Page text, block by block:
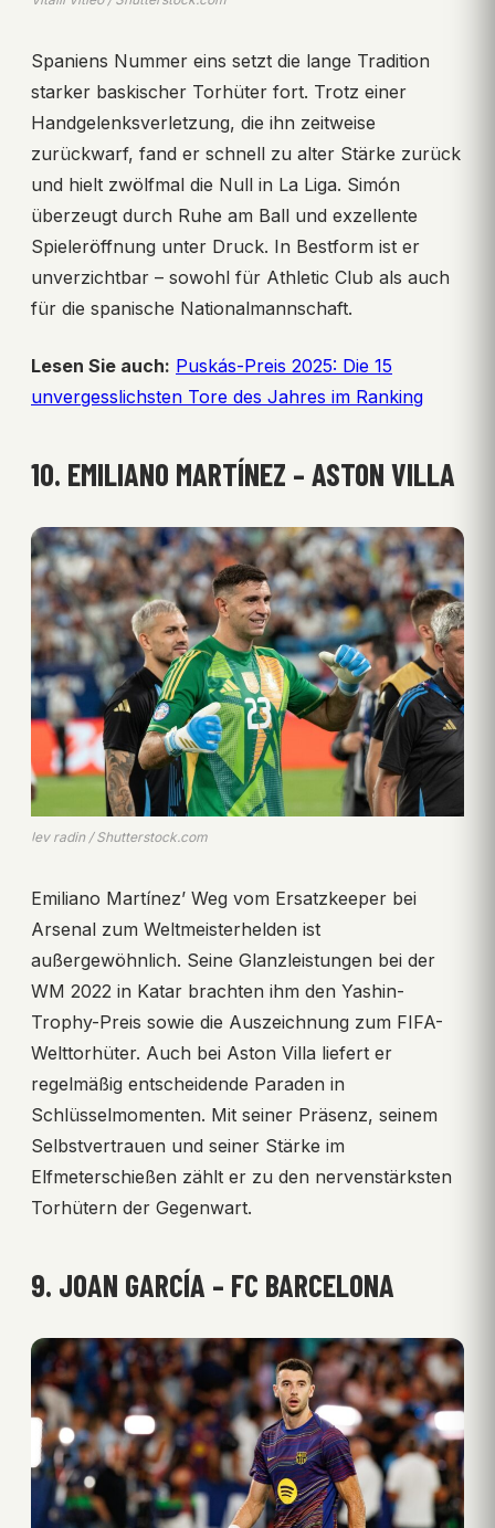
Spaniens Nummer eins setzt die lange Tradition
starker baskischer Torhüter fort. Trotz einer
Handgelenksverletzung, die ihn zeitweise
zurückwarf, fand er schnell zu alter Stärke zurück
und hielt zwölfmal die Null in La Liga. Simón
überzeugt durch Ruhe am Ball und exzellente
Spieleröffnung unter Druck. In Bestform ist er
unverzichtbar – sowohl für Athletic Club als auch
für die spanische Nationalmannschaft.
Lesen Sie auch: Puskás-Preis 2025: Die 15
unvergesslichsten Tore des Jahres im Ranking
10. EMILIANO MARTÍNEZ – ASTON VILLA
lev radin / Shutterstock.com
Emiliano Martínez’ Weg vom Ersatzkeeper bei
Arsenal zum Weltmeisterhelden ist
außergewöhnlich. Seine Glanzleistungen bei der
WM 2022 in Katar brachten ihm den Yashin-
Trophy-Preis sowie die Auszeichnung zum FIFA-
Welttorhüter. Auch bei Aston Villa liefert er
regelmäßig entscheidende Paraden in
Schlüsselmomenten. Mit seiner Präsenz, seinem
Selbstvertrauen und seiner Stärke im
Elfmeterschießen zählt er zu den nervenstärksten
Torhütern der Gegenwart.
9. JOAN GARCÍA – FC BARCELONA